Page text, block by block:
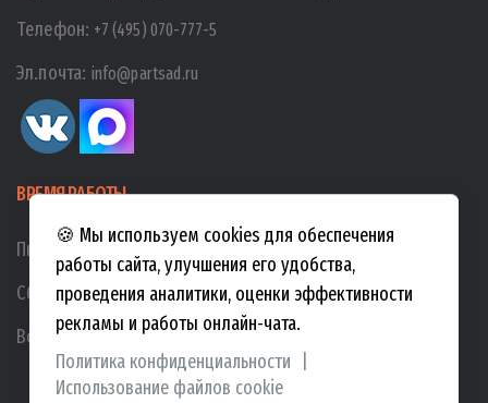
Телефон: +7 (495) 070-777-5
Эл.почта: info@partsad.ru
ВРЕМЯ РАБОТЫ
Пн-Пт: 10:00-19:00
Сб:
10:00-17:00
Вс:
10:00-15:00
🍪 Мы используем cookies для обеспечения
работы сайта, улучшения его удобства,
проведения аналитики, оценки эффективности
рекламы и работы онлайн-чата.
Политика конфиденциальности
Использование файлов cookie